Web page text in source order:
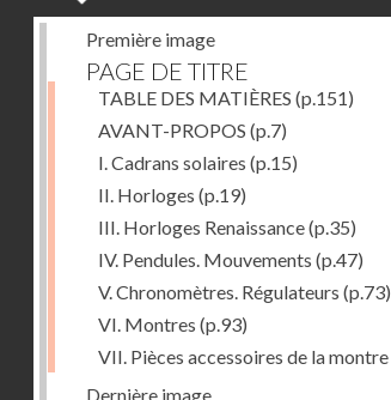
Première image
PAGE DE TITRE
TABLE DES MATIÈRES (p.151)
AVANT-PROPOS (p.7)
I. Cadrans solaires (p.15)
II. Horloges (p.19)
III. Horloges Renaissance(p.35)
IV. Pendules. Mouvements (p.47)
V. Chronomètres. Régulateurs (p.73)
VI. Montres (p.93)
VII. Pièces accessoires de la montre
Dernière image